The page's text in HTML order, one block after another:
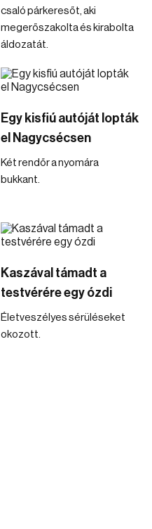
csaló párkeresőt, aki
megerőszakolta és kirabolta
áldozatát.
Egy kisfiú autóját lopták
el Nagycsécsen
Két rendőr a nyomára
bukkant.
Kaszával támadt a
testvérére egy ózdi
Életveszélyes sérüléseket
okozott.